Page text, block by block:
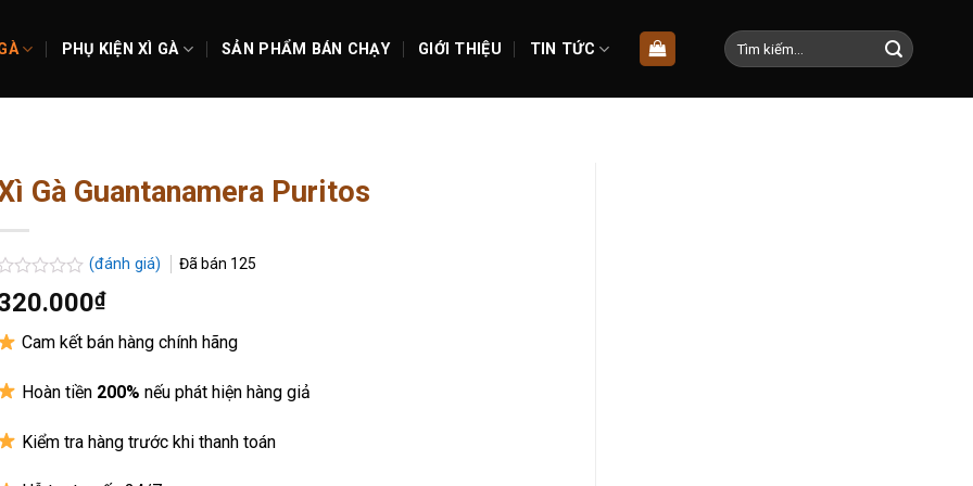
PHỤ KIỆN XÌ GÀ SẢN PHẨM BÁN CHẠY GIỚI THIỆU TIN TỨC
Tìm
kiếm:
Gà Guantanamera Puritos
Được
(đánh giá) Đã bán 125
₫
Cam kết bán hàng chính hãng
Hoàn tiền 200% nếu phát hiện hàng giả
Kiểm tra hàng trước khi thanh toán